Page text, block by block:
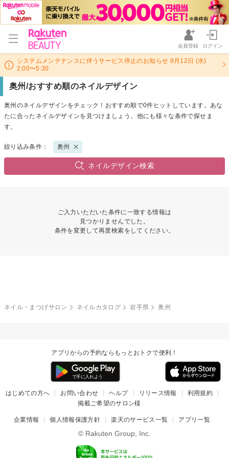
会員登録 ログイン
システムメンテナンスに伴うサービス停止のお知らせ 8月12日 (水)
2:00〜5:30
奥州/おすすめ順のネイルデザイン
奥州のネイルデザインをチェック！おすすめ順で0件ヒットしています。あな
たに合ったネイルデザインを見つけましょう。他にも様々な条件で探せま
す。
絞り込み条件： 奥州
ネイルデザイン検索
ご入力いただいた条件に一致する情報は
見つかりませんでした。
条件を変更して再度検索をしてください。
ネイル・まつげサロン ネイルカタログ 岩手県 奥州
アプリからの予約ならもっとおトクで便利！
はじめての方へ お問い合わせ ヘルプ リリース情報
利用規約
掲載ご希望のサロン様
企業情報 個人情報保護方針 楽天のサービス一覧 アプリ一覧
© Rakuten Group, Inc.